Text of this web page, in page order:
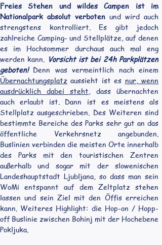
Freies Stehen und wildes Campen ist im
Nationalpark absolut verboten und wird auch
strengstens kontrolliert. Es gibt jedoch
zahlreiche Camping- und Stellplätze, auf denen
es im Hochsommer durchaus auch mal eng
werden kann. Vorsicht ist bei 24h Parkplätzen
geboten!
Übernachtungsplatz aussieht ist es nur, wenn
ausdrücklich dabei steht, dass übernachten
auch erlaubt ist. Dann ist es meistens als
Stellplatz ausgeschrieben. Des Weiteren sind
bestimmte Bereiche des Parks sehr gut an das
öffentliche Verkehrsnetz angebunden.
Buslinien verbinden die meisten Orte innerhalb
des Parks mit den touristischen Zentren
außerhalb und sogar mit der slowenischen
Landeshauptstadt Ljubljana, so dass man sein
WoMi entspannt auf dem Zeltplatz stehen
lassen und sein Ziel mit den Öffis erreichen
kann. Weiteres Highlight: die Hop-on / Hopp-
off Buslinie zwischen Bohinj mit der Hochebene
Pokljuka.